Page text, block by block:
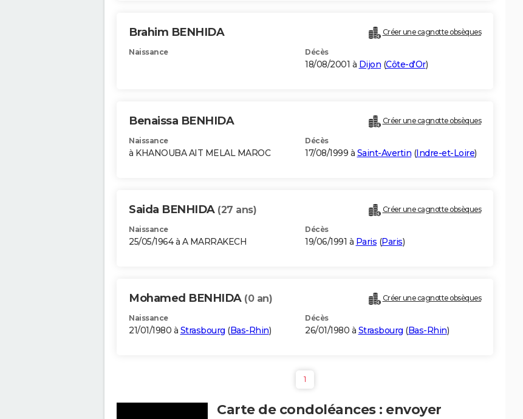
Brahim BENHIDA Créer une cagnotte obsèques
Naissance Décès
18/08/2001 à Dijon (Côte-d'Or)
Benaissa BENHIDA Créer une cagnotte obsèques
Naissance
à KHANOUBA AIT MELAL MAROC
Décès
17/08/1999 à Saint-Avertin (Indre-et-Loire)
Saida BENHIDA (27 ans) Créer une cagnotte obsèques
Naissance
25/05/1964 à A MARRAKECH
Décès
19/06/1991 à Paris (Paris)
Mohamed BENHIDA (0 an) Créer une cagnotte obsèques
Naissance
21/01/1980 à Strasbourg (Bas-Rhin)
Décès
26/01/1980 à Strasbourg (Bas-Rhin)
1
Carte de condoléances : envoyer